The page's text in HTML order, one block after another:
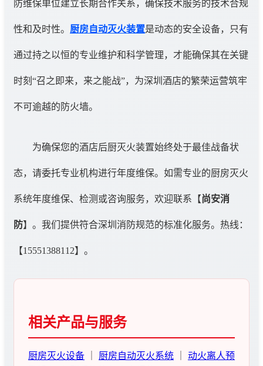
防维保单位建立长期合作关系，确保技术服务的技术合规
性和及时性。 厨房自动灭火装置是动态的安全设备，只有
通过持之以恒的专业维护和科学管理，才能确保其在关键
时刻“召之即来，来之能战”，为深圳酒店的繁荣运营筑牢
不可逾越的防火墙。
为确保您的酒店后厨灭火装置始终处于最佳战备状
态，请委托专业机构进行年度维保。如需专业的厨房灭火
系统年度维保、检测或咨询服务，欢迎联系【尚安消
防】。我们提供符合深圳消防规范的标准化服务。热线：
【15551388112】。
相关产品与服务
厨房灭火设备 厨房自动灭火系统
动火离人预